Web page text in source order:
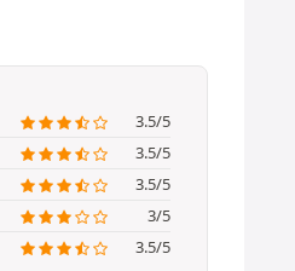
3.5/5
3.5/5
3.5/5
3/5
3.5/5